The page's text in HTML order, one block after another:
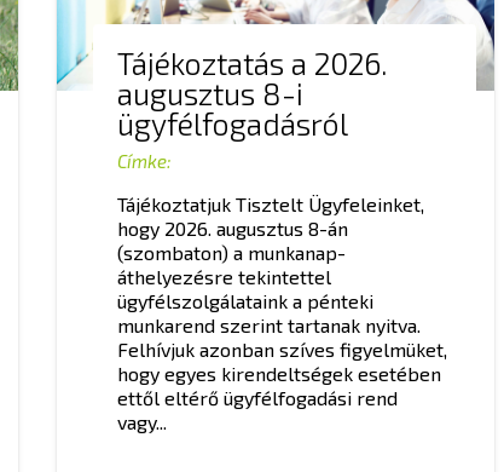
Tájékoztatás a 2026.
augusztus 8-i
ügyfélfogadásról
Címke:
Tájékoztatjuk Tisztelt Ügyfeleinket,
hogy 2026. augusztus 8-án
(szombaton) a munkanap-
áthelyezésre tekintettel
ügyfélszolgálataink a pénteki
munkarend szerint tartanak nyitva.
Felhívjuk azonban szíves figyelmüket,
hogy egyes kirendeltségek esetében
ettől eltérő ügyfélfogadási rend
vagy...